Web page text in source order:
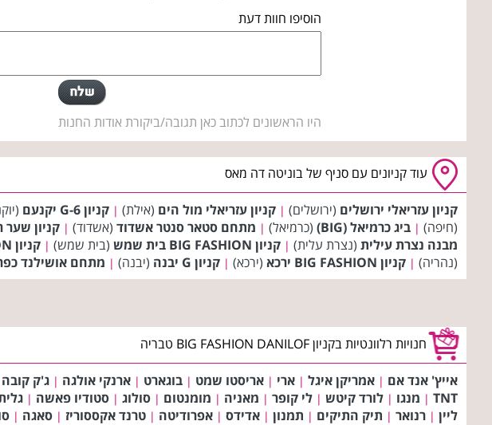
הוסיפו חוות דעת
היו הראשונים לכתוב כאן תגובה/ביקורת אודות החנות
עוד קניונים עם סניף של בוניטה דה מאס
קניון עזריאלי ירושלים (ירושלים) | קניון עזריאלי מול הים (אילת) | קניון G-6 יקנעם
(חיפה) | ביג כרמיאל (BIG) (כרמיאל) | מתחם סטאר סנטר אשדוד (אשדוד) | קניון שער
מבנה נצרת עילית (נצרת עלית) | קניון BIG FASHION בית שמש (בית שמש) | קניון BIG FASHION אשדוד
(נהריה) | קניון BIG FASHION ירכא (ירכא) | קניון G יבנה (יבנה) | מתחם אושילנד
חנויות רלוונטיות בקניון BIG FASHION DANILOF טבריה
אייץ' אנד אם | אמריקן איגל | ארי | אריסטו שמט | בוגארט | ארנקי אולגה | ג'ק קובה
TNT
| מנגו | לורד קיטש | לי קופר | מאניה | מומנטום | סולוג | סטודיו פאשה |
ליין | רנואר | תיק התיקים | תמנון | אדידס | אפרודיטה | טרנד אקססוריז | סאגה |